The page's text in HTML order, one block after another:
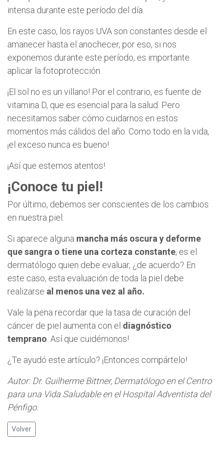
intensa durante este período del día.
En este caso, los rayos UVA son constantes desde el
amanecer hasta el anochecer, por eso, si nos
exponemos durante este período, es importante
aplicar la fotoprotección.
¡El sol no es un villano! Por el contrario, es fuente de
vitamina D, que es esencial para la salud. Pero
necesitamos saber cómo cuidarnos en estos
momentos más cálidos del año. Como todo en la vida,
¡el exceso nunca es bueno!
¡Así que estemos atentos!
¡Conoce tu piel!
Por último, debemos ser conscientes de los cambios
en nuestra piel.
Si aparece alguna mancha más oscura y deforme
que sangra o tiene una corteza constante, es el
dermatólogo quien debe evaluar, ¿de acuerdo? En
este caso, esta evaluación de toda la piel debe
realizarse al menos una vez al año.
Vale la pena recordar que la tasa de curación del
cáncer de piel aumenta con el diagnóstico
temprano . Así que cuidémonos!
¿Te ayudó este artículo? ¡Entonces compártelo!
Autor: Dr. Guilherme Bittner, Dermatólogo en el Centro
para una Vida Saludable en el Hospital Adventista del
Pénfigo.
Volver